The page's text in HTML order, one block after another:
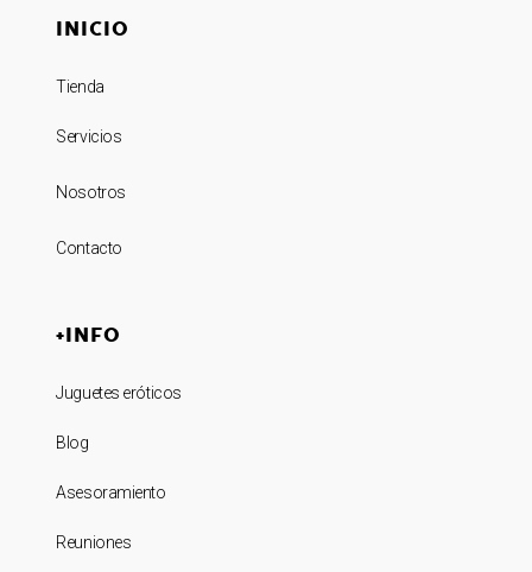
INICIO
Tienda
Servicios
Nosotros
Contacto
+INFO
Juguetes eróticos
Blog
Asesoramiento
Reuniones